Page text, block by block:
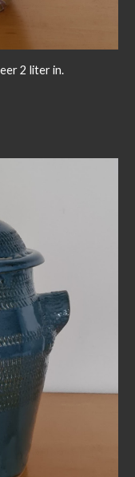
2 liter in.